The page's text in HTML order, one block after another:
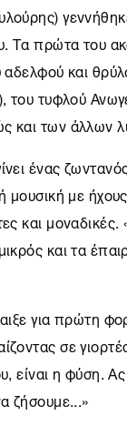
πρώτα του
και
του τυφλού
των άλλων
ένας
μουσική με
και
και τα
για πρώτη
σε
είναι η φύση.
ζήσουμε...»